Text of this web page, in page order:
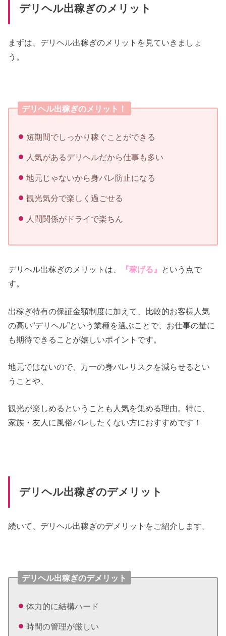
デリヘル出稼ぎのメリット
まずは、デリヘル出稼ぎのメリットを見ていきましょ
う。
デリヘル出稼ぎのメリット！
短期間でしっかり稼ぐことができる
人気があるデリヘルだから仕事も多い
地元じゃないから身バレ防止になる
観光気分で楽しく過ごせる
人間関係がドライで楽ちん
デリヘル出稼ぎのメリットは、 『稼げる』 という点で
す。
出稼ぎ特有の保証金額制度に加えて、比較的お客様人気
の高い“デリヘル”という業種を選ぶことで、お仕事の量に
も期待できることが嬉しいポイントです。
地元ではないので、万一の身バレリスクを減らせるとい
うことや、
観光が楽しめるということも人気を集める理由。特に、
家族・友人に風俗バレしたくない方におすすめです！
デリヘル出稼ぎのデメリット
続いて、デリヘル出稼ぎのデメリットをご紹介します。
デリヘル出稼ぎのデメリット
体力的に結構ハード
時間の管理が厳しい